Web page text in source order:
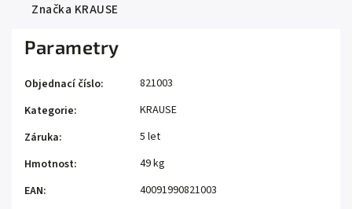
Značka KRAUSE
Parametry
Objednací číslo:
821003
Kategorie:
KRAUSE
Záruka:
5 let
Hmotnost:
49 kg
EAN:
40091990821003